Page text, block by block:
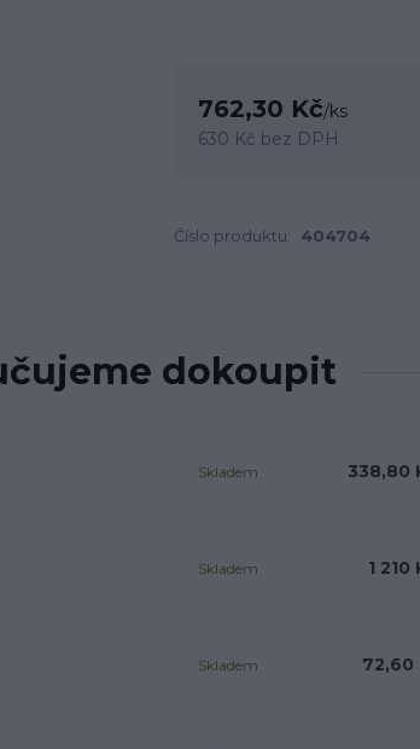
762,30 Kč/ks
630 Kč bez DPH
Číslo produktu: 404704
dokoupit
338,80
Skladem
1 210
Skladem
72,60
Skladem